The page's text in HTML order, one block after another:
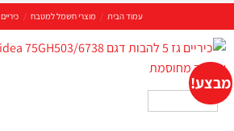
עמוד הבית / מוצרי חשמל למטבח / כיריים
מבצע!